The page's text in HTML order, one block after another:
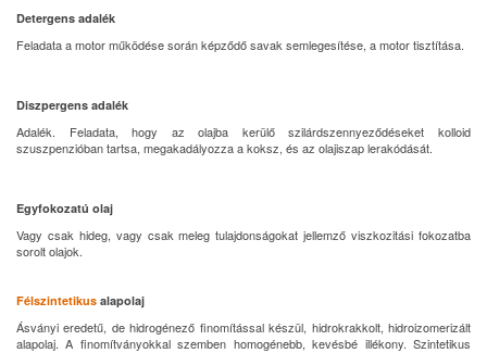
Detergens adalék
Feladata a motor működése során képződő savak semlegesítése, a motor tisztítása.
Diszpergens adalék
Adalék. Feladata, hogy az olajba kerülő szilárdszennyeződéseket kolloid
szuszpenzióban tartsa, megakadályozza a koksz, és az olajiszap lerakódását.
Egyfokozatú olaj
Vagy csak hideg, vagy csak meleg tulajdonságokat jellemző viszkozitási fokozatba
sorolt olajok.
Félszintetikus alapolaj
Ásványi eredetű, de hidrogénező finomítással készül, hidrokrakkolt, hidroizomerizált
alapolaj. A finomítványokkal szemben homogénebb, kevésbé illékony. Szintetikus